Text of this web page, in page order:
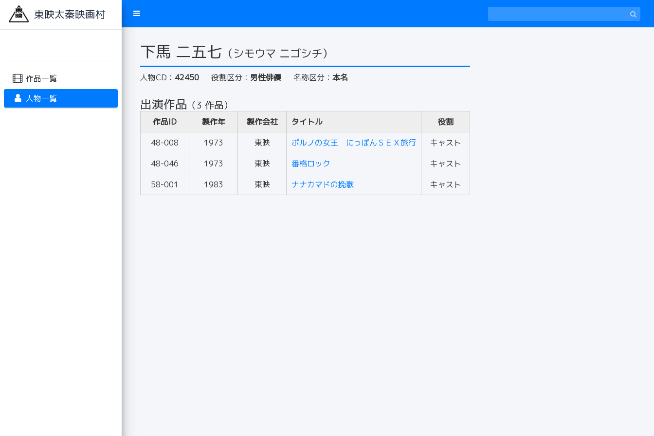
東映太秦映画村
作品一覧
人物一覧
下馬 二五七 （シモウマ ニゴシチ）
人物CD： 42450 役割区分： 男性俳優 名称区分： 本名
出演作品 （3 作品）
作品ID 製作年 製作会社 タイトル
役割
48-008
1973 東映 ポルノの女王 にっぽんＳＥＸ旅行
キャスト
48-046
1973 東映 番格ロック
キャスト
58-001
1983 東映 ナナカマドの挽歌 キャスト